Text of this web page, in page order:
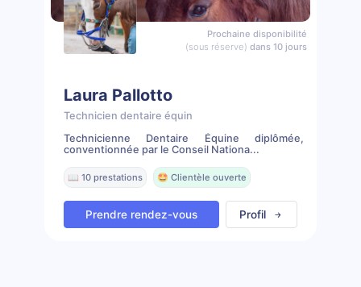
Prochaine disponibilité
(sous réserve) dans 10 jours
Laura Pallotto
Technicien dentaire équin
Technicienne Dentaire Équine diplômée,
conventionnée par le Conseil Nationa...
📖 10 prestations 🤩 Clientèle ouverte
Prendre rendez-vous Profil